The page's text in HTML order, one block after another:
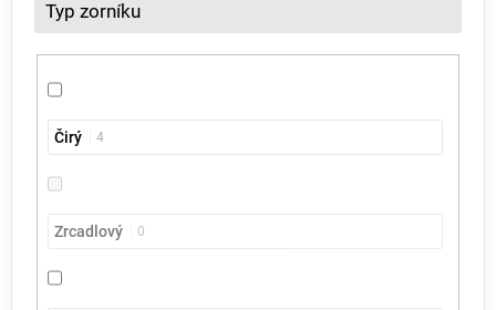
Typ zorníku
Čirý 4
Zrcadlový 0